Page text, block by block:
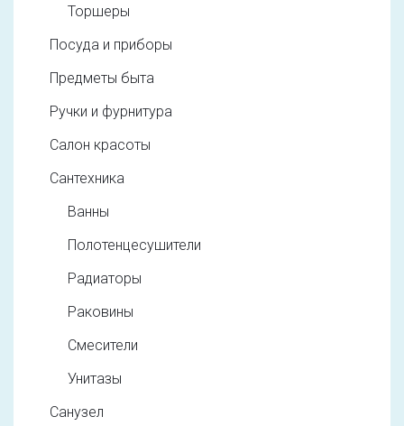
Торшеры
Посуда и приборы
Предметы быта
Ручки и фурнитура
Салон красоты
Сантехника
Ванны
Полотенцесушители
Радиаторы
Раковины
Смесители
Унитазы
Санузел